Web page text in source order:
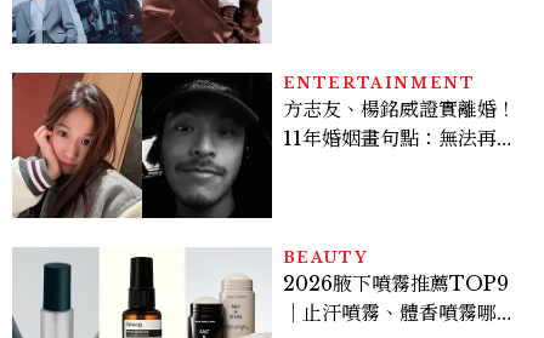
多大？
ENTERTAINMENT
方志友、楊銘威證實離婚！
11年婚姻畫句點：無法再做
BEAUTY
2026腋下噴霧推薦TOP9
｜止汗噴霧、體香噴霧哪款